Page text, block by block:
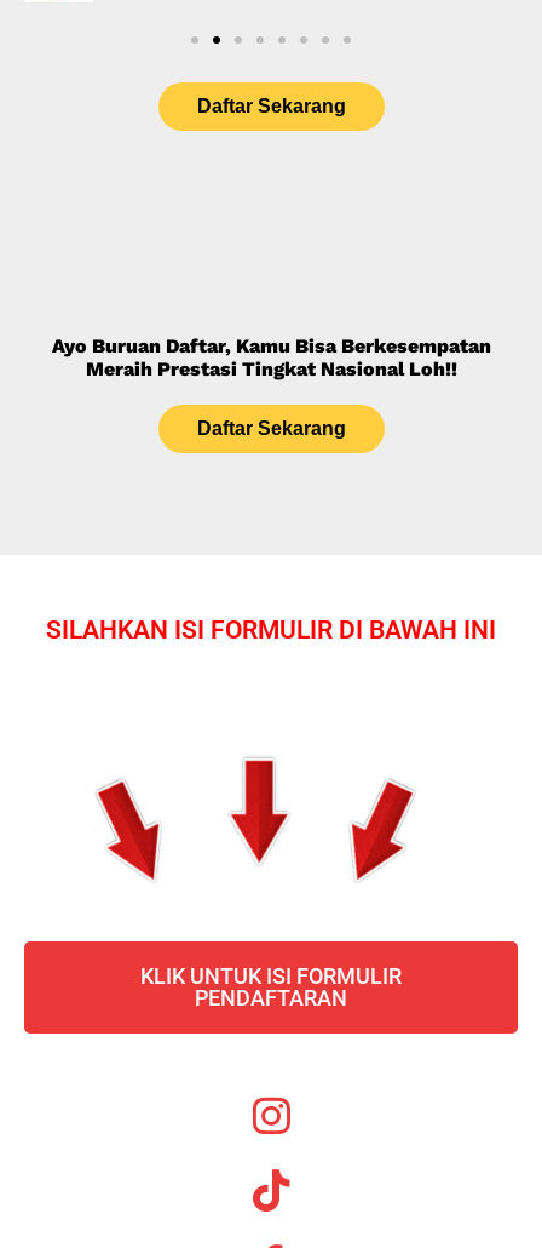
Daftar Sekarang
Ayo Buruan Daftar, Kamu Bisa Berkesempatan
Meraih Prestasi Tingkat Nasional Loh!!
Daftar Sekarang
SILAHKAN ISI FORMULIR DI BAWAH INI
KLIK UNTUK ISI FORMULIR
PENDAFTARAN